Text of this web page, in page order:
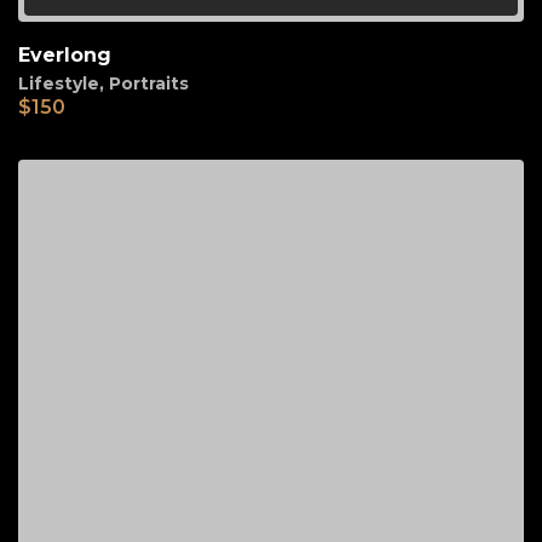
Everlong
Lifestyle, Portraits
$150